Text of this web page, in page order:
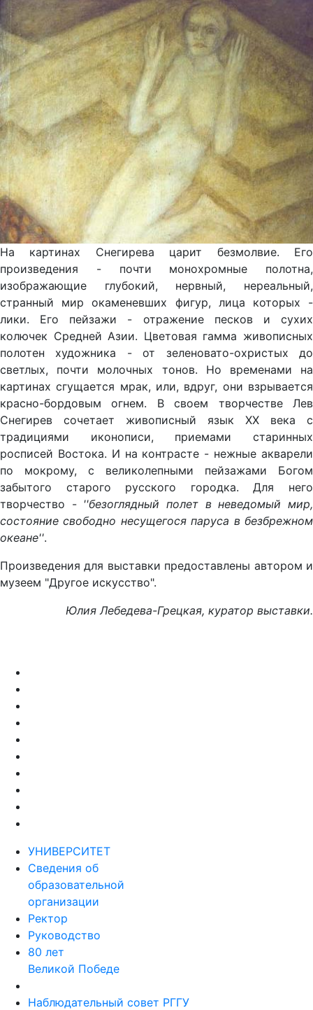
На картинах Снегирева царит безмолвие. Его
произведения - почти монохромные полотна,
изображающие глубокий, нервный, нереальный,
странный мир окаменевших фигур, лица которых -
лики. Его пейзажи - отражение песков и сухих
колючек Средней Азии. Цветовая гамма живописных
полотен художника - от зеленовато-охристых до
светлых, почти молочных тонов. Но временами на
картинах сгущается мрак, или, вдруг, они взрывается
красно-бордовым огнем. В своем творчестве Лев
Снегирев сочетает живописный язык ХХ века с
традициями иконописи, приемами старинных
росписей Востока. И на контрасте - нежные акварели
по мокрому, с великолепными пейзажами Богом
забытого старого русского городка. Для него
творчество - ''безоглядный полет в неведомый мир,
состояние свободно несущегося паруса в безбрежном
океане''.
Произведения для выставки предоставлены автором и
музеем "Другое искусство".
Юлия Лебедева-Грецкая, куратор выставки.
УНИВЕРСИТЕТ
Сведения об
образовательной
организации
Ректор
Руководство
80 лет
Великой Победе
Наблюдательный совет РГГУ